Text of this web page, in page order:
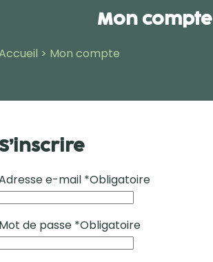
Mon compte
> Mon compte
e-mail *Obligatoire
de passe *Obligatoire